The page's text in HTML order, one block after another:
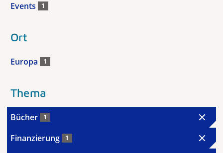
Events 1
Ort
Europa 1
Thema
Bücher 1
Finanzierung 1